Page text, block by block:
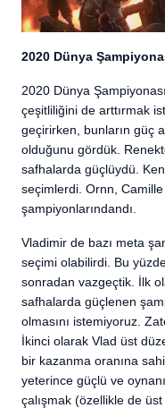
2020 Dünya
2020 Dünya
çeşitliliğini de arttırmak
geçirirken, bunların güç
olduğunu gördük.
safhalarda güçlüydü.
seçimlerdi. Ornn,
şampiyonlarındandı.
Vladimir de bazı meta
seçimi olabilirdi. Bu
sonradan vazgeçtik. İlk
safhalarda güçlenen
olmasını istemiyoruz.
İkinci olarak Vlad üst
bir kazanma oranına
yeterince güçlü ve
çalışmak (özellikle de